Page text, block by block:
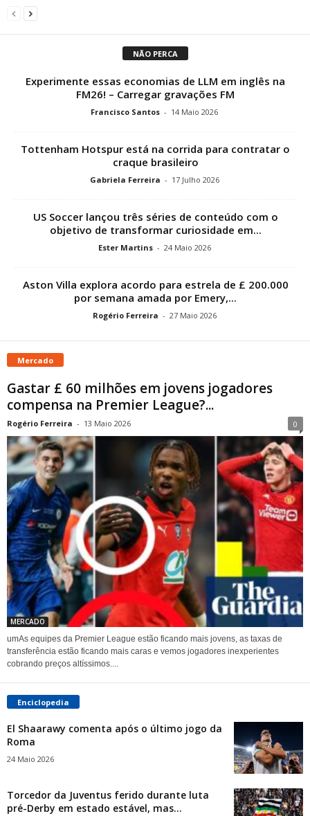
NÃO PERCA
Experimente essas economias de LLM em inglês na
FM26! – Carregar gravações FM
Francisco Santos - 14 Maio 2026
Tottenham Hotspur está na corrida para contratar o
craque brasileiro
Gabriela Ferreira - 17 Julho 2026
US Soccer lançou três séries de conteúdo com o
objetivo de transformar curiosidade em...
Ester Martins - 24 Maio 2026
Aston Villa explora acordo para estrela de £ 200.000
por semana amada por Emery,...
Rogério Ferreira - 27 Maio 2026
Mercado
Gastar £ 60 milhões em jovens jogadores
compensa na Premier League?...
Rogério Ferreira - 13 Maio 2026 0
MERCADO
umAs equipes da Premier League estão ficando mais jovens, as taxas de
transferência estão ficando mais caras e vemos jogadores inexperientes
cobrando preços altíssimos....
Enciclopedia
El Shaarawy comenta após o último jogo da
Roma
24 Maio 2026
Torcedor da Juventus ferido durante luta
pré-Derby em estado estável, mas...